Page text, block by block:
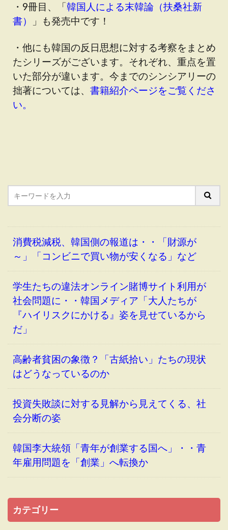
・9冊目、「韓国人による末韓論（扶桑社新
書） 」も発売中です！
・他にも韓国の反日思想に対する考察をまとめ
たシリーズがございます。それぞれ、重点を置
いた部分が違います。今までのシンシアリーの
拙著については、 書籍紹介ページをご覧くださ
い。
消費税減税、韓国側の報道は・・「財源が
～」「コンビニで買い物が安くなる」など
学生たちの違法オンライン賭博サイト利用が
社会問題に・・韓国メディア「大人たちが
『ハイリスクにかける』姿を見せているから
だ」
高齢者貧困の象徴？「古紙拾い」たちの現状
はどうなっているのか
投資失敗談に対する見解から見えてくる、社
会分断の姿
韓国李大統領「青年が創業する国へ」・・青
年雇用問題を「創業」へ転換か
カテゴリー